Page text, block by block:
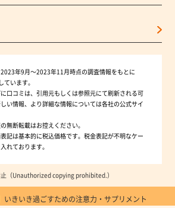
年9月～2023年11月時点の調査情報をもとに
います。
口コミは、引用元もしくは参照元にて刷新される可
い情報、より詳細な情報については各社の公式サイ
無断転載はお控えください。
記は基本的に税込価格です。税金表記が不明なケー
れております。
（Unauthorized copying prohibited.）
いきいき過ごすための注意力・サプリメント